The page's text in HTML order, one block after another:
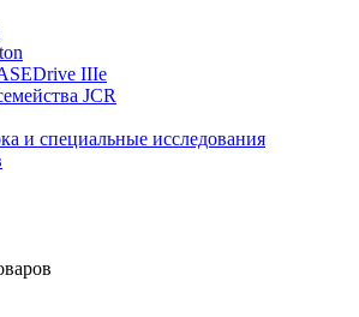
IIIe
JCR
и специальные исследования